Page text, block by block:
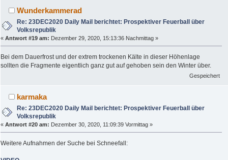
Wunderkammerad
Re: 23DEC2020 Daily Mail berichtet: Prospektiver Feuerball über
Volksrepublik
« Antwort #19 am: Dezember 29, 2020, 15:13:36 Nachmittag »
Bei dem Dauerfrost und der extrem trockenen Kälte in dieser Höhenlage
sollten die Fragmente eigentlich ganz gut auf gehoben sein den Winter über.
Gespeichert
karmaka
Re: 23DEC2020 Daily Mail berichtet: Prospektiver Feuerball über
Volksrepublik
« Antwort #20 am: Dezember 30, 2020, 11:09:39 Vormittag »
Weitere Aufnahmen der Suche bei Schneefall: